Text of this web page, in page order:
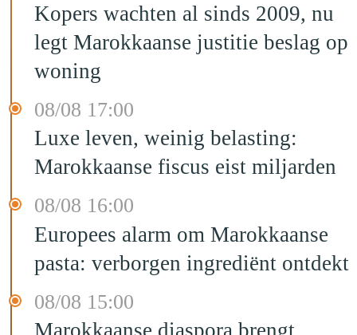
Kopers wachten al sinds 2009, nu
legt Marokkaanse justitie beslag op
woning
08/08 17:00
Luxe leven, weinig belasting:
Marokkaanse fiscus eist miljarden
08/08 16:00
Europees alarm om Marokkaanse
pasta: verborgen ingrediënt ontdekt
08/08 15:00